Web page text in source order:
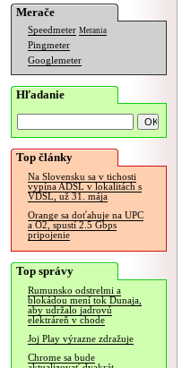
Merače
Speedmeter Merania
Pingmeter
Googlemeter
Hľadanie
Top články
Na Slovensku sa v tichosti
vypína ADSL v lokalitách s
VDSL, už 31. mája
Orange sa doťahuje na UPC
a O2, spustí 2.5 Gbps
pripojenie
Top správy
Rumunsko odstrelmi a
blokádou mení tok Dunaja,
aby udržalo jadrovú
elektráreň v chode
Joj Play výrazne zdražuje
Chrome sa bude